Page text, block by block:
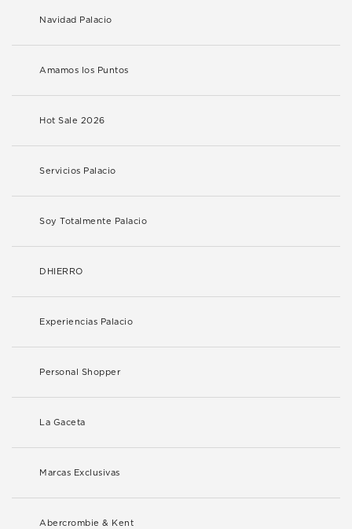
Navidad Palacio
Amamos los Puntos
Hot Sale 2026
Servicios Palacio
Soy Totalmente Palacio
DHIERRO
Experiencias Palacio
Personal Shopper
La Gaceta
Marcas Exclusivas
Abercrombie & Kent